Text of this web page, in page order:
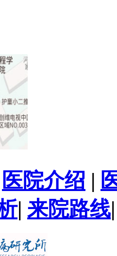
医院介绍 |
| 来院路线